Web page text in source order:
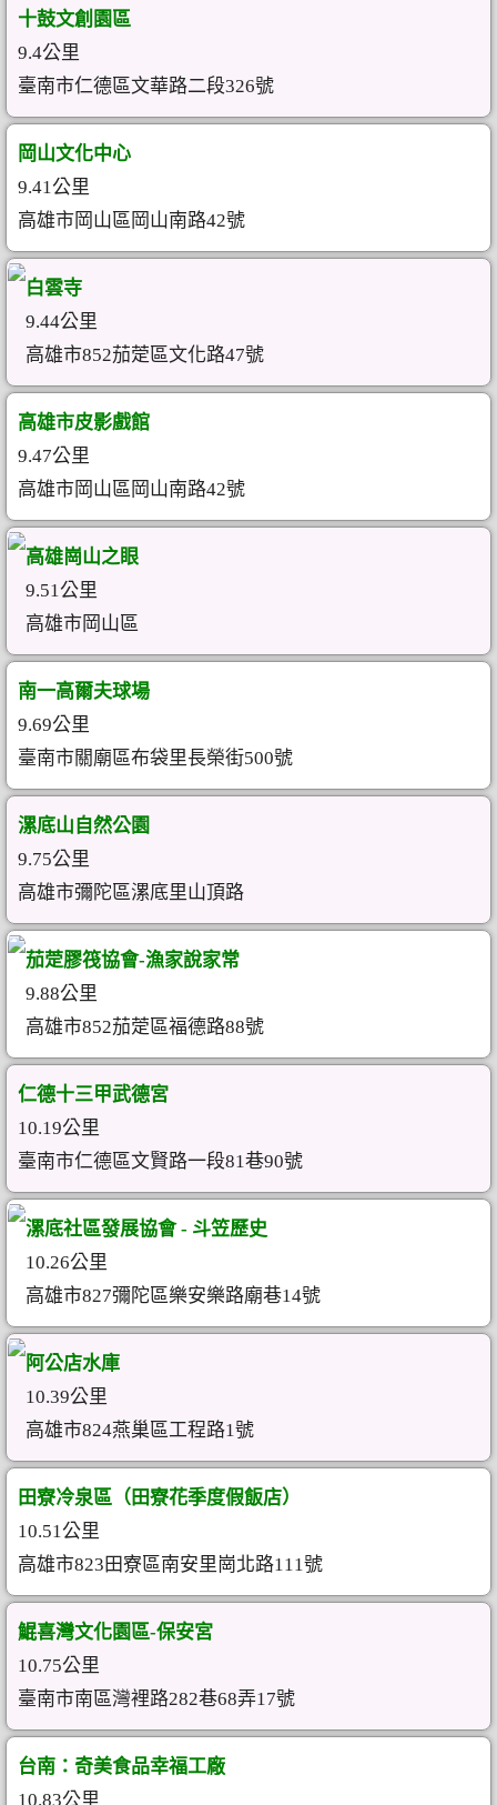
十鼓文創園區
9.4公里
臺南市仁德區文華路二段326號
岡山文化中心
9.41公里
高雄市岡山區岡山南路42號
白雲寺
9.44公里
高雄市852茄萣區文化路47號
高雄市皮影戲館
9.47公里
高雄市岡山區岡山南路42號
高雄崗山之眼
9.51公里
高雄市岡山區
南一高爾夫球場
9.69公里
臺南市關廟區布袋里長榮街500號
漯底山自然公園
9.75公里
高雄市彌陀區漯底里山頂路
茄萣膠筏協會-漁家說家常
9.88公里
高雄市852茄萣區福德路88號
仁德十三甲武德宮
10.19公里
臺南市仁德區文賢路一段81巷90號
漯底社區發展協會 - 斗笠歷史
10.26公里
高雄市827彌陀區樂安樂路廟巷14號
阿公店水庫
10.39公里
高雄市824燕巢區工程路1號
田寮冷泉區（田寮花季度假飯店）
10.51公里
高雄市823田寮區南安里崗北路111號
鯤喜灣文化園區-保安宮
10.75公里
臺南市南區灣裡路282巷68弄17號
台南：奇美食品幸福工廠
10.83公里